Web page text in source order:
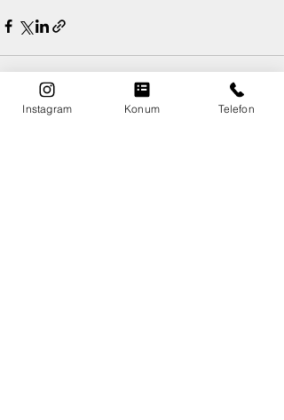
Instagram Konum Telefon